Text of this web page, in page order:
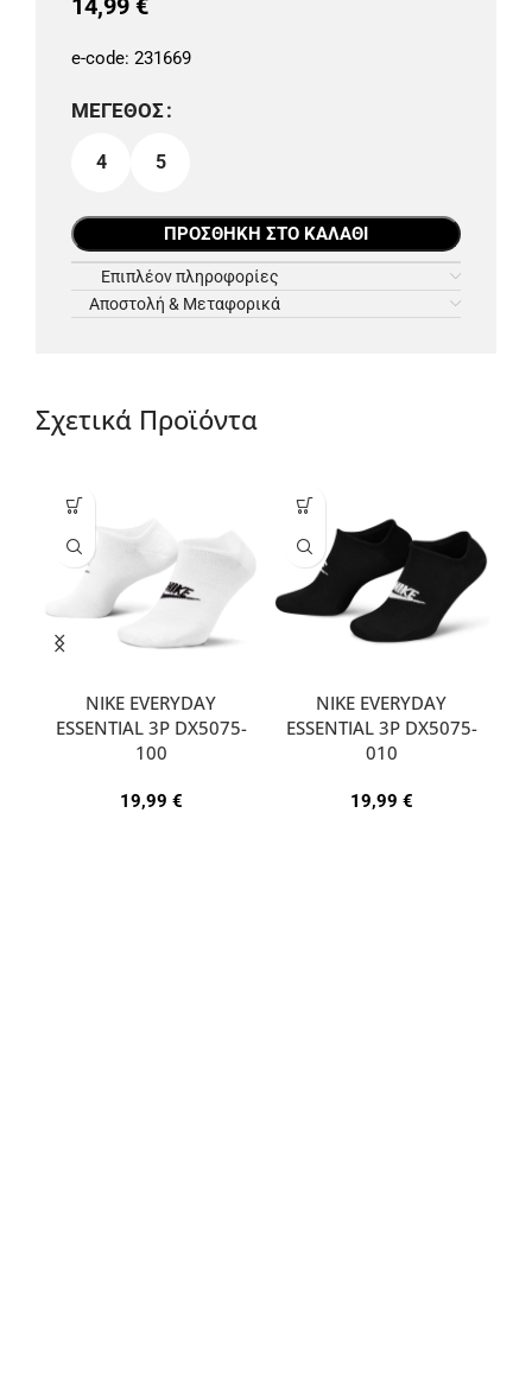
14,99 €
e-code: 231669
ΜΈΓΕΘΟΣ
4 5
ΠΡΟΣΘΉΚΗ ΣΤΟ ΚΑΛΆΘΙ
Επιπλέον πληροφορίες
Αποστολή & Μεταφορικά
Σχετικά Προϊόντα
NIKE EVERYDAY
ESSENTIAL 3P DX5075-
100
19,99 €
NIKE EVERYDAY
ESSENTIAL 3P DX5075-
010
19,99 €